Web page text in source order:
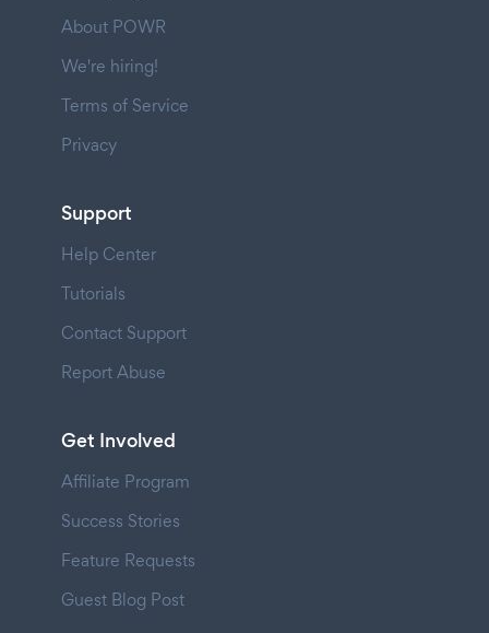
About POWR
We're hiring!
Terms of Service
Privacy
Support
Help Center
Tutorials
Contact Support
Report Abuse
Get Involved
Affiliate Program
Success Stories
Feature Requests
Guest Blog Post